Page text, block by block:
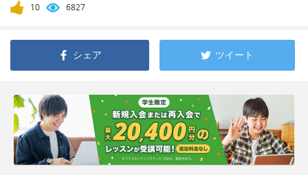
10 6827
シェア ツイート